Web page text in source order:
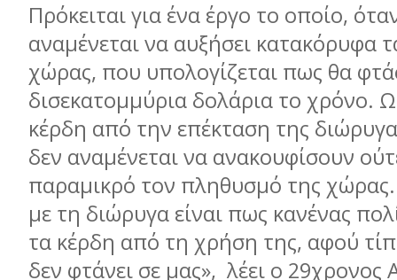
Πρόκειται για ένα έργο το οποίο,
αναµένεται να αυξήσει κατακόρυφα
χώρας, που υπολογίζεται πως θα
δισεκατοµµύρια δολάρια το χρόνο.
κέρδη από την επέκταση της
δεν αναµένεται να ανακουφίσουν
παραµικρό τον πληθυσµό της
µε τη διώρυγα είναι πως κανένας
τα κέρδη από τη χρήση της, αφού
δεν φτάνει σε µας», λέει ο 29χρονος